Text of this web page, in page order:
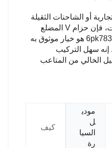
أو الشاحنات الثقيلة
أو أنواع أخرى من الشاحنات، فإن حزام V المضلع
6pk783 VG1500090066 EPDM هو خيار موثوق به
سهل التركيب
الخالي من المتاعب
مودي
ل
السيا
رة
كيف